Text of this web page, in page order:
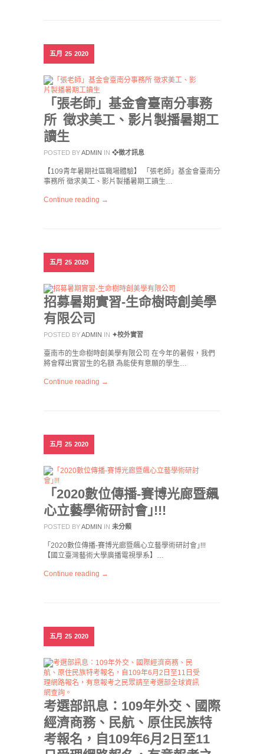
五月 25 2020
「張老師」基金會臺南分事務
所 徵求美工、影片製播暑期工
讀生
POSTED BYADMIN IN ❖徵才訊息
【109青年暑期社區職場體驗】 「張老師」基金會臺南分
事務所 徵求美工、影片製播暑期工讀生…
Continue reading →
五月 25 2020
招募暑期實習-生命樹時創美學
有限公司
POSTED BYADMIN IN ✦校外實習
臺南市的生命樹時創美學有限公司 在今年的暑假，我們
將會釋出實習生的名額 為能使有意願的學生…
Continue reading →
五月 25 2020
「2020數位傳播-賽博光廊暨飆
心立藝學術研討會｣!!!
POSTED BYADMIN IN 未分類
「2020數位傳播-賽博光廊暨飆心立藝學術研討會｣!!!
【國立臺灣藝術大學廣播電視學系】…
Continue reading →
五月 25 2020
考選部訊息：109年外交、國際
經濟商務、民航、原住民族特
考報名，自109年6月2日至11